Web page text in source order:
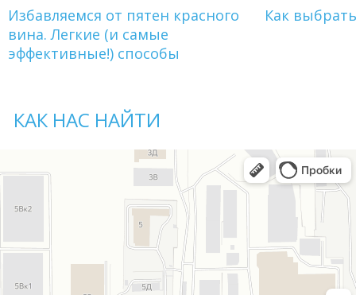
Избавляемся от пятен красного
вина. Легкие (и самые
эффективные!) способы
Как
КАК НАС НАЙТИ